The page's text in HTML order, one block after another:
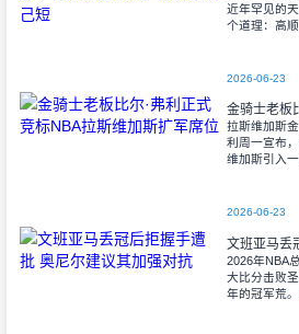
近年罕见的
个道理：高
2026-06-23
拉斯维加斯
利周一宣布
维加斯引入
2026-06-23
2026年NBA
大比分击败
年的冠军荒